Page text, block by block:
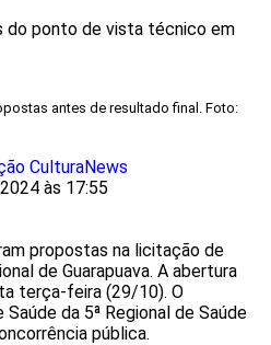
do ponto de vista técnico em
antes de resultado final. Foto:
CulturaNews
às 17:55
propostas na licitação de
de Guarapuava. A abertura
terça-feira (29/10). O
da 5ª Regional de Saúde
pública.